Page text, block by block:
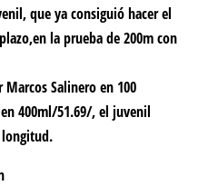
que ya consiguió hacer el
la prueba de 200m con
Salinero en 100
400ml/51.69/, el juvenil
longitud.